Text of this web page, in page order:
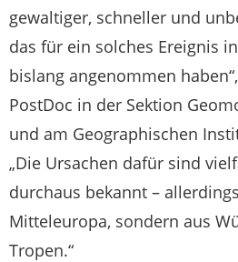
gewaltiger, schneller und
das für ein solches Ereignis
bislang angenommen
PostDoc in der Sektion
und am Geographischen
„Die Ursachen dafür sind
durchaus bekannt –
Mitteleuropa, sondern aus
Tropen.“